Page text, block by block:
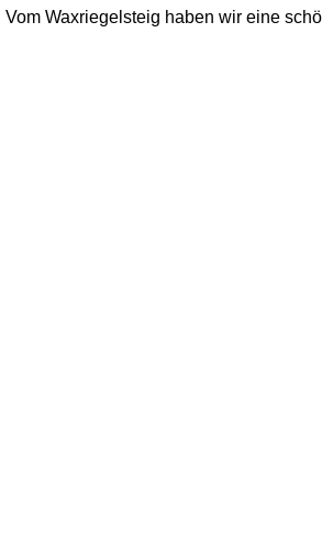
Vom Waxriegelsteig haben wir eine